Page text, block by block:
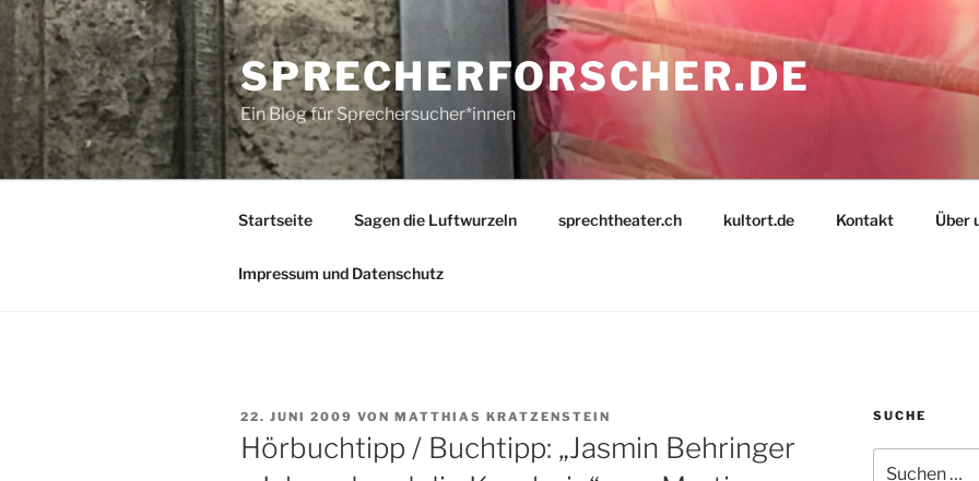
Zum
Inhalt
springen
SPRECHERFORSCHER.DE
Ein Blog für Sprechersucher*innen
Startseite Sagen die Luftwurzeln sprechtheater.ch kultort.de Kontakt Über
Impressum und Datenschutz
VERÖFFENTLICHT
AM
22. JUNI 2009 VON MATTHIAS KRATZENSTEIN
Hörbuchtipp / Buchtipp: „Jasmin Behringer
SUCHE